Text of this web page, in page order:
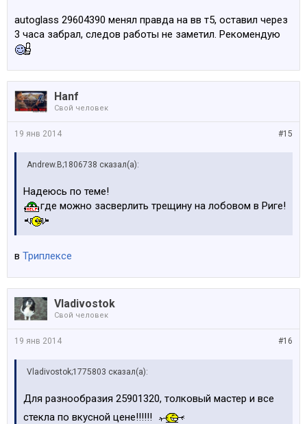
autoglass 29604390 менял правда на вв т5, оставил через
3 часа забрал, следов работы не заметил. Рекомендую
Hanf
Свой человек
#15
19 янв 2014
Andrew.B;1806738 сказал(а):
Надеюсь по теме!
где можно засверлить трещину на лобовом в Риге!
в Триплексе
Vladivostok
Свой человек
#16
19 янв 2014
Vladivostok;1775803 сказал(а):
Для разнообразия 25901320, толковый мастер и все
стекла по вкусной цене!!!!!!